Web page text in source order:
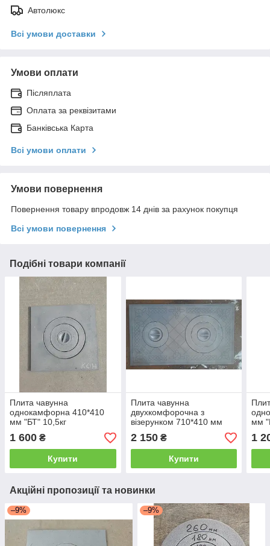
Автолюкс
Всі умови доставки
Умови оплати
Післяплата
Оплата за реквізитами
Банківська Карта
Всі умови оплати
Умови повернення
Повернення товару впродовж 14 днів за рахунок покупця
Всі умови повернення
Подібні товари компанії
Плита чавунна
однокамфорна 410*410
мм "БТ" 10,5кг
1 600 ₴
Купити
Плита чавунна
двухкомфорочна з
візерунком 710*410 мм
"БТ" (18кг)
2 150₴
Купити
мм
1
Акційні пропозиції та новинки
–9% –9%